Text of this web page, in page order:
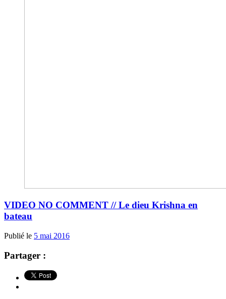
VIDEO NO COMMENT // Le dieu Krishna en
bateau
Publié le 5 mai 2016
Partager :